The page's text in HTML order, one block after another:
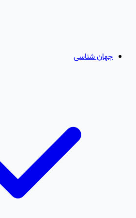
جهان شناسی